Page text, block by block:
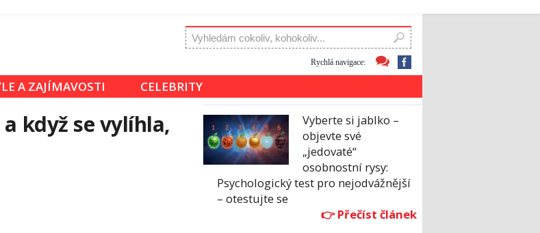
Rychlá navigace:
A ZAJÍMAVOSTI CELEBRITY
když se vylíhla,
Vyberte si jablko –
objevte své
„jedovaté“
osobnostní rysy:
Psychologický test pro nejodvážnější
– otestujte se